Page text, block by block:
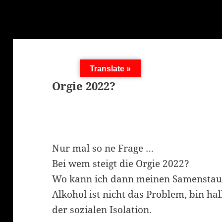
Orgie 2022?
Nur mal so ne Frage …
Bei wem steigt die Orgie 2022?
Wo kann ich dann meinen
Alkohol ist nicht das Problem, bin
der sozialen Isolation.
Translate »